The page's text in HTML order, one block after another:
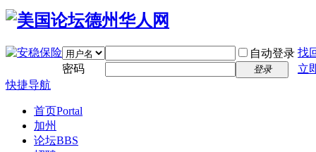
自动登录 找
密码
登录
立
快捷导航
首页Portal
加州
论坛BBS